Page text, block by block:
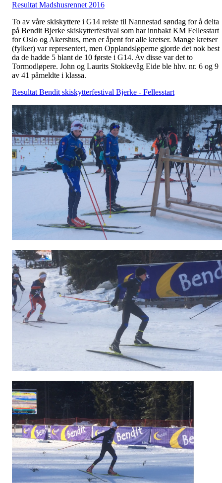
Resultat Madshusrennet 2016
To av våre skiskyttere i G14 reiste til Nannestad søndag for å delta
på Bendit Bjerke skiskytterfestival som har innbakt KM Fellesstart
for Oslo og Akershus, men er åpent for alle kretser. Mange kretser
(fylker) var representert, men Opplandsløperne gjorde det nok best
da de hadde 5 blant de 10 første i G14. Av disse var det to
Tormodløpere. John og Laurits Stokkevåg Eide ble hhv. nr. 6 og 9
av 41 påmeldte i klassa.
Resultat Bendit skiskytterfestival Bjerke - Fellesstart